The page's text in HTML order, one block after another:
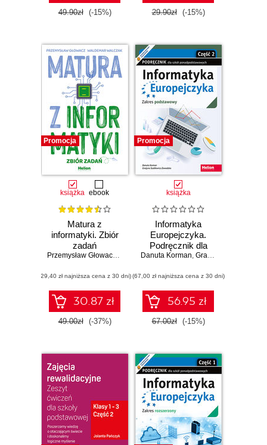
49.90zł (-15%) 29.90zł (-15%)
Promocja
książka ebook
Matura z
informatyki. Zbiór
zadań
Przemysław Głowacz
, Waldemar Walczak
(29,40 zł najniższa cena z 30 dni)
30.87 zł
49.00zł (-37%)
Promocja
książka
Informatyka
Europejczyka.
Podręcznik dla
szkół
Zakres
podstawowy.
Część 2 (wydanie
z numerem
dopuszczenia)
Danuta Korman, Grażyna Szabłowicz-Zawadzka
(67,00 zł najniższa cena z 30 dni)
56.95 zł
67.00zł (-15%)